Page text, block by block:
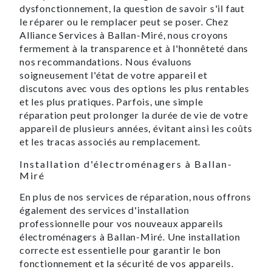
dysfonctionnement, la question de savoir s'il faut
le réparer ou le remplacer peut se poser. Chez
Alliance Services à Ballan-Miré, nous croyons
fermement à la transparence et à l'honnêteté dans
nos recommandations. Nous évaluons
soigneusement l'état de votre appareil et
discutons avec vous des options les plus rentables
et les plus pratiques. Parfois, une simple
réparation peut prolonger la durée de vie de votre
appareil de plusieurs années, évitant ainsi les coûts
et les tracas associés au remplacement.
Installation d'électroménagers à Ballan-
Miré
En plus de nos services de réparation, nous offrons
également des services d'installation
professionnelle pour vos nouveaux appareils
électroménagers à Ballan-Miré. Une installation
correcte est essentielle pour garantir le bon
fonctionnement et la sécurité de vos appareils.